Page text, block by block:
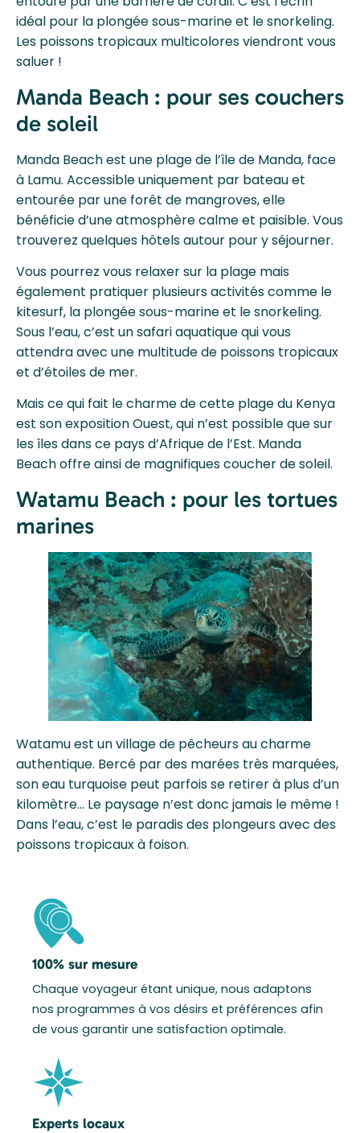
idéal pour la plongée sous-marine et le snorkeling.
Les poissons tropicaux multicolores viendront vous
saluer !
Manda Beach : pour ses couchers
de soleil
Manda Beach est une plage de l’île de Manda, face
à Lamu. Accessible uniquement par bateau et
entourée par une forêt de mangroves, elle
bénéficie d’une atmosphère calme et paisible. Vous
trouverez quelques hôtels autour pour y séjourner.
Vous pourrez vous relaxer sur la plage mais
également pratiquer plusieurs activités comme le
kitesurf, la plongée sous-marine et le snorkeling.
Sous l’eau, c’est un safari aquatique qui vous
attendra avec une multitude de poissons tropicaux
et d’étoiles de mer.
Mais ce qui fait le charme de cette plage du Kenya
est son exposition Ouest, qui n’est possible que sur
les îles dans ce pays d’Afrique de l’Est. Manda
Beach offre ainsi de magnifiques coucher de soleil.
Watamu Beach : pour les tortues
marines
Watamu est un village de pêcheurs au charme
authentique. Bercé par des marées très marquées,
son eau turquoise peut parfois se retirer à plus d’un
kilomètre… Le paysage n’est donc jamais le même !
Dans l’eau, c’est le paradis des plongeurs avec des
poissons tropicaux à foison.
100% sur mesure
Chaque voyageur étant unique, nous adaptons
nos programmes à vos désirs et préférences afin
de vous garantir une satisfaction optimale.
Experts locaux